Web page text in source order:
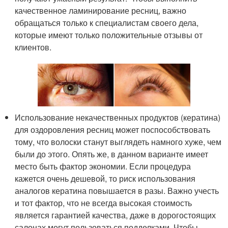
качественное ламинирование ресниц, важно
обращаться только к специалистам своего дела,
которые имеют только положительные отзывы от
клиентов.
Использование некачественных продуктов (кератина)
для оздоровления ресниц может поспособствовать
тому, что волоски станут выглядеть намного хуже, чем
были до этого. Опять же, в данном варианте имеет
место быть фактор экономии. Если процедура
кажется очень дешевой, то риск использования
аналогов кератина повышается в разы. Важно учесть
и тот фактор, что не всегда высокая стоимость
является гарантией качества, даже в дорогостоящих